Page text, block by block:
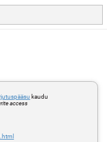
kaudu
access